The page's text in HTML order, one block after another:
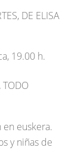
DE ELISA
19.00 h.
TODO
euskera.
y niñas de